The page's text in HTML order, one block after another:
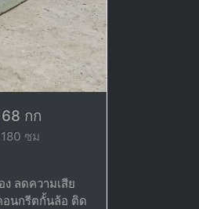
กก
ซม
ลดความเสีย
อนกรีตกั้นล้อ ติด